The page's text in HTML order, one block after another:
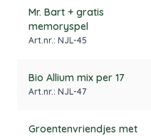
Mr. Bart + gratis
memoryspel
Art.nr.: NJL-45
Bio Allium mix per 17
Art.nr.: NJL-47
Groentenvriendjes met